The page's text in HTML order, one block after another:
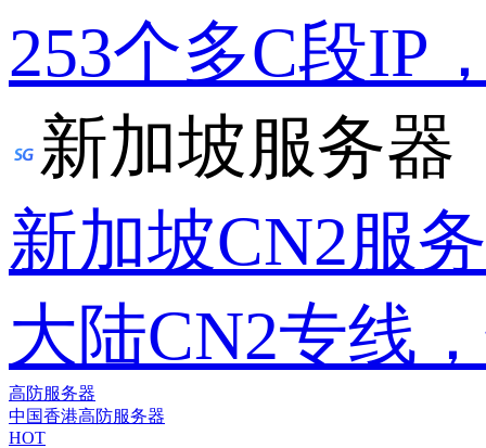
253个多C段IP
新加坡服务器
新加坡CN2服
大陆CN2专线
高防服务器
中国香港高防服务器
HOT